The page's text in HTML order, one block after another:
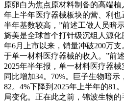
原卵白为焦点原材料制备的高端
年上半年医疗器械板块的营、利也
半年基数较高，”前述工做人员暗
旖美是全球首个打针级沉组人源化
年6月上市以来，销量冲破200万
于单一材料医疗器械的收入。”前
2025年半年报，单一材料医疗器械
同比增加34。70%。巨子生物暗示
82。4%下降到2025年上半年的81
局变化。正在此之前，锦波生物